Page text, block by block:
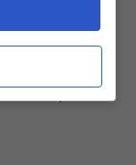
Italiasono
non si
che aspetti